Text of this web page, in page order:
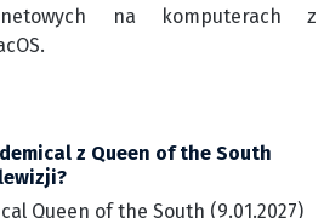
na komputerach z
z Queen of the South
Queen of the South (9.01.2027)